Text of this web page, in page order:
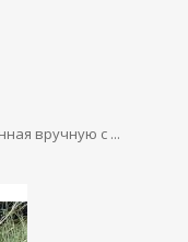
вручную с ...